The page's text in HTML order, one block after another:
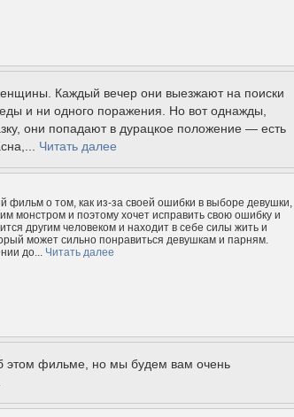
Каждый вечер они выезжают на поиски
и ни одного поражения. Но вот однажды,
они попадают в дурацкое положение — есть
Читать далее
фильм о том, как из-за своей ошибки в выборе девушки,
монстром и поэтому хочет исправить свою ошибку и
другим человеком и находит в себе силы жить и
может сильно понравиться девушкам и парням.
до... Читать далее
этом фильме, но мы будем вам очень